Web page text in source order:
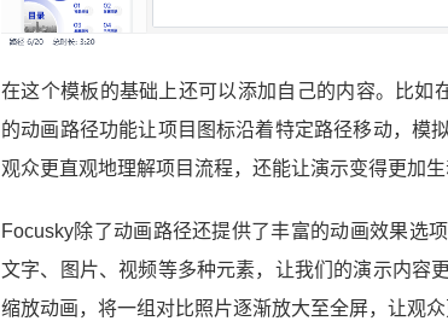
在这个模板的基础上还可以添加自己的内容。比如
的动画路径功能让项目图标沿着特定路径移动，模
观众更直观地理解项目流程，还能让演示变得更加生
Focusky除了动画路径还提供了丰富的动画效果选
文字、图片、视频等多种元素，让我们的演示内容
缩放动画，将一组对比照片逐渐放大至全屏，让观